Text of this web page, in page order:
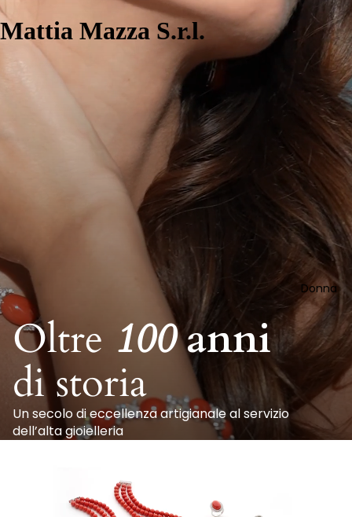
Mattia Mazza S.r.l.
Donna
Oltre 100anni
di storia
Un secolo di eccellenza artigianale al servizio
dell’alta gioielleria